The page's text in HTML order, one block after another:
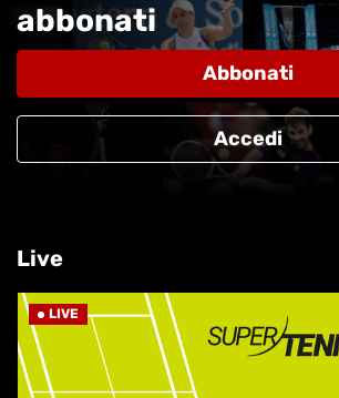
abbonati
Abbonati
Accedi
Live
LIVE